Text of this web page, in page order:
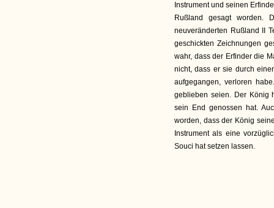
Instrument und seinen
Rußland gesagt worden.
neuveränderten Rußland II
geschickten Zeichnungen
wahr, dass der Erfinder die
nicht, dass er sie durch
aufgegangen, verloren
geblieben seien. Der König
sein End genossen hat.
worden, dass der König
Instrument als eine
Souci hat setzen lassen.